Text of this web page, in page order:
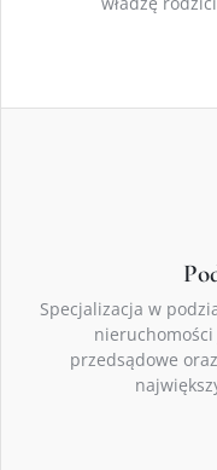
Specjalizacja w
przedsądowe